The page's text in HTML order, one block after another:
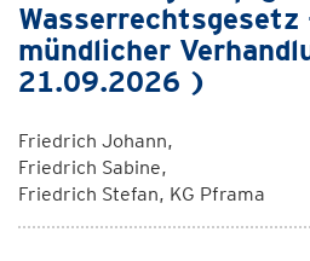
Wasserrechtsgesetz
mündlicher
21.09.2026 )
Friedrich Johann,
Friedrich Sabine,
Friedrich Stefan, KG Pframa